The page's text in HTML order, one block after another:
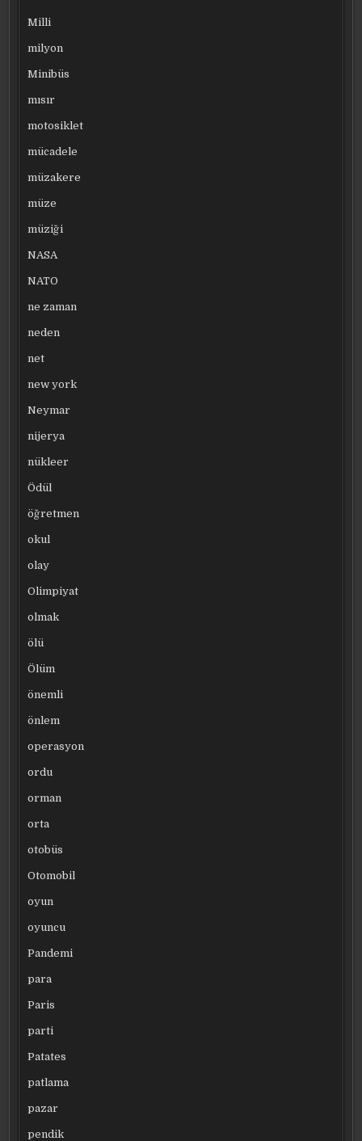
Milli
milyon
Minibüs
mısır
motosiklet
mücadele
müzakere
müze
müziği
NASA
NATO
ne zaman
neden
net
new york
Neymar
nijerya
nükleer
Ödül
öğretmen
okul
olay
Olimpiyat
olmak
ölü
Ölüm
önemli
önlem
operasyon
ordu
orman
orta
otobüs
Otomobil
oyun
oyuncu
Pandemi
para
Paris
parti
Patates
patlama
pazar
pendik